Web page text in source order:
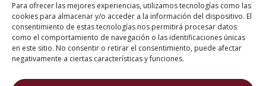
Para ofrecer las mejores experiencias, utilizamos tecnologías como las
cookies para almacenar y/o acceder a la información del dispositivo. El
consentimiento de estas tecnologías nos permitirá procesar datos
como el comportamiento de navegación o las identificaciones únicas
en este sitio. No consentir o retirar el consentimiento, puede afectar
negativamente a ciertas características y funciones.